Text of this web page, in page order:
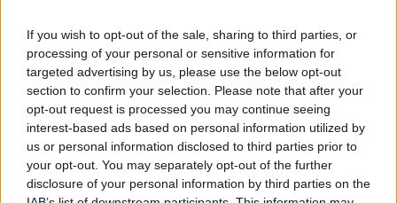
If you wish to opt-out of the sale, sharing to third parties, or
processing of your personal or sensitive information for
targeted advertising by us, please use the below opt-out
section to confirm your selection. Please note that after your
opt-out request is processed you may continue seeing
interest-based ads based on personal information utilized by
us or personal information disclosed to third parties prior to
your opt-out. You may separately opt-out of the further
disclosure of your personal information by third parties on the
Migliori cliniche di estetica medicale avanzata
in Europa: classifica dei 5 centri di riferimento
pe…